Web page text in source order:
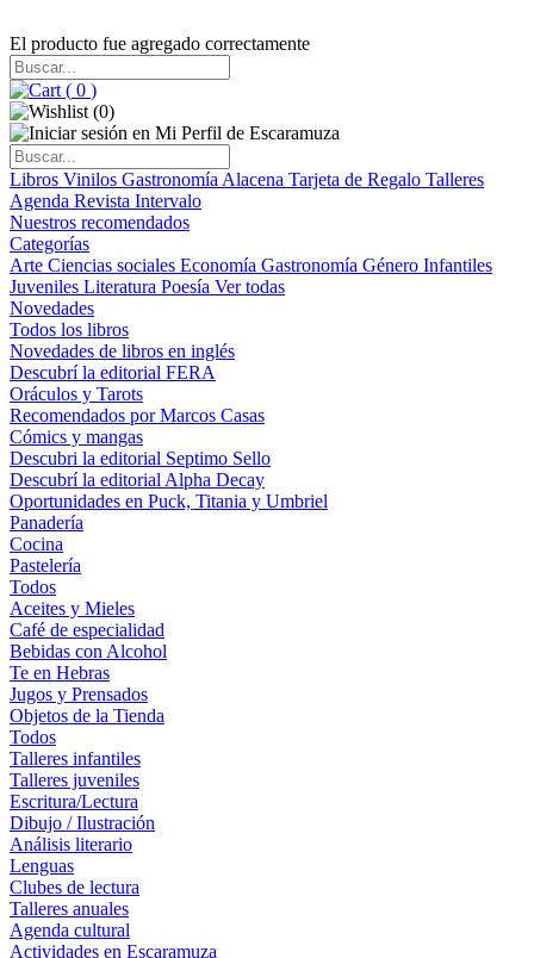
El producto fue agregado correctamente
( 0 )
(0)
Libros Vinilos Gastronomía Alacena Tarjeta de Regalo Talleres
Agenda Revista Intervalo
Nuestros recomendados
Categorías
Arte Ciencias sociales Economía Gastronomía Género Infantiles
Juveniles Literatura Poesía Ver todas
Novedades
Todos los libros
Novedades de libros en inglés
Descubrí la editorial FERA
Oráculos y Tarots
Recomendados por Marcos Casas
Cómics y mangas
Descubri la editorial Septimo Sello
Descubrí la editorial Alpha Decay
Oportunidades en Puck, Titania y Umbriel
Panadería
Cocina
Pastelería
Todos
Aceites y Mieles
Café de especialidad
Bebidas con Alcohol
Te en Hebras
Jugos y Prensados
Objetos de la Tienda
Todos
Talleres infantiles
Talleres juveniles
Escritura/Lectura
Dibujo / Ilustración
Análisis literario
Lenguas
Clubes de lectura
Talleres anuales
Agenda cultural
Actividades en Escaramuza